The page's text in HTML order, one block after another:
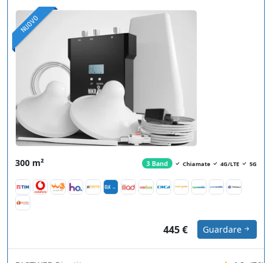
NUOVO
300 m² 3 Band Chiamate 4G/LTE 5G
445 € Guardare